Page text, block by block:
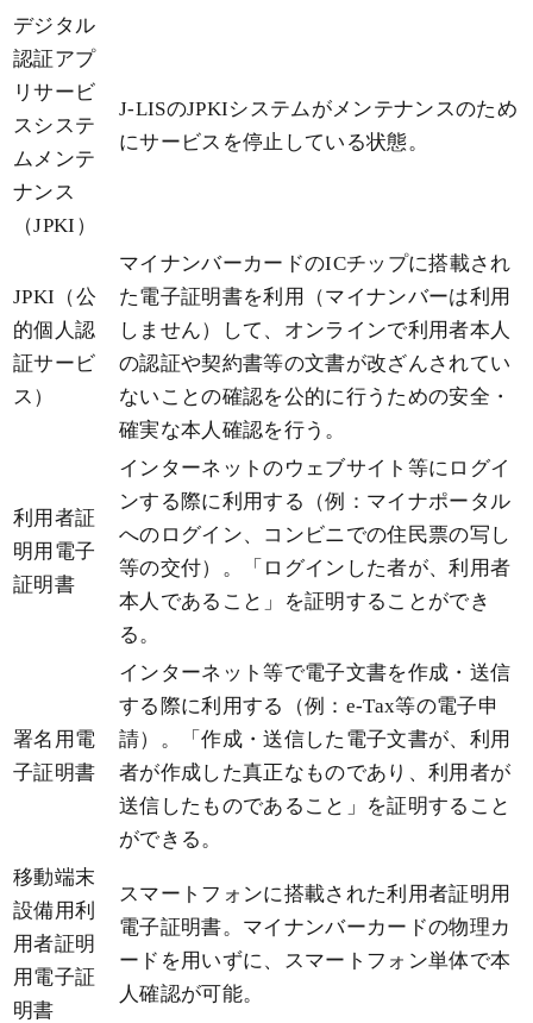
デジタル
認証アプ
リサービ
スシステ
ムメンテ
ナンス
（JPKI）
J-LISのJPKIシステムがメンテナンスのため
にサービスを停止している状態。
JPKI（公
的個人認
証サービ
ス）
マイナンバーカードのICチップに搭載され
た電子証明書を利用（マイナンバーは利用
しません）して、オンラインで利用者本人
の認証や契約書等の文書が改ざんされてい
ないことの確認を公的に行うための安全・
確実な本人確認を行う。
利用者証
明用電子
証明書
インターネットのウェブサイト等にログイ
ンする際に利用する（例：マイナポータル
へのログイン、コンビニでの住民票の写し
等の交付）。「ログインした者が、利用者
本人であること」を証明することができ
る。
署名用電
子証明書
インターネット等で電子文書を作成・送信
する際に利用する（例：e-Tax等の電子申
請）。「作成・送信した電子文書が、利用
者が作成した真正なものであり、利用者が
送信したものであること」を証明すること
ができる。
移動端末
設備用利
用者証明
用電子証
明書
スマートフォンに搭載された利用者証明用
電子証明書。マイナンバーカードの物理カ
ードを用いずに、スマートフォン単体で本
人確認が可能。